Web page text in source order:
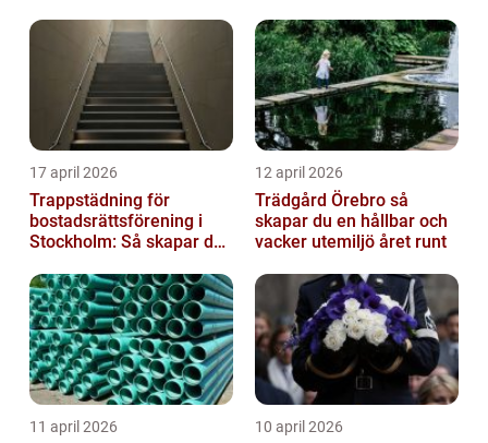
17 april 2026
Trappstädning för
bostadsrättsförening i
Stockholm: Så skapar du
trapphus...
12 april 2026
Trädgård Örebro så
skapar du en hållbar och
vacker utemiljö året runt
11 april 2026 10 april 2026